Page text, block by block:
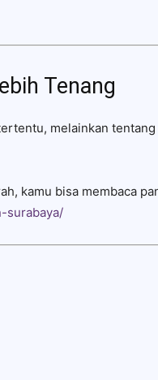
Tenang
melainkan
kamu bisa membaca
surabaya/